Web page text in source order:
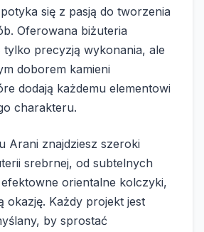
się z pasją do tworzenia
Oferowana biżuteria
tylko precyzją wykonania, ale
doborem kamieni
dodają każdemu elementowi
charakteru.
Arani znajdziesz szeroki
srebrnej, od subtelnych
orientalne kolczyki,
okazję. Każdy projekt jest
by sprostać